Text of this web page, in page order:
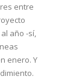
entre
año -sí,
enero. Y